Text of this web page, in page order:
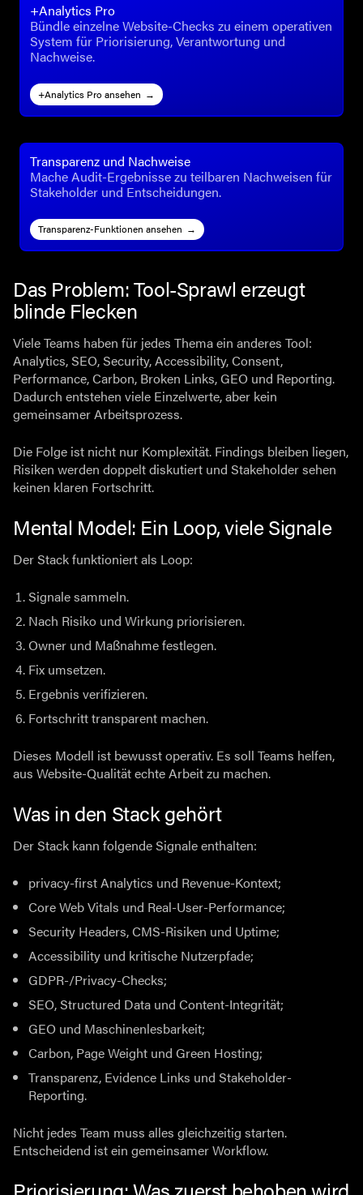
+Analytics Pro
Bündle einzelne Website-Checks zu einem operativen
System für Priorisierung, Verantwortung und
Nachweise.
+Analytics Pro ansehen
Transparenz und Nachweise
Mache Audit-Ergebnisse zu teilbaren Nachweisen für
Stakeholder und Entscheidungen.
Transparenz-Funktionen ansehen
Das Problem: Tool-Sprawl erzeugt
blinde Flecken
Viele Teams haben für jedes Thema ein anderes Tool:
Analytics, SEO, Security, Accessibility, Consent,
Performance, Carbon, Broken Links, GEO und Reporting.
Dadurch entstehen viele Einzelwerte, aber kein
gemeinsamer Arbeitsprozess.
Die Folge ist nicht nur Komplexität. Findings bleiben liegen,
Risiken werden doppelt diskutiert und Stakeholder sehen
keinen klaren Fortschritt.
Mental Model: Ein Loop, viele Signale
Der Stack funktioniert als Loop:
Signale sammeln.
Nach Risiko und Wirkung priorisieren.
Owner und Maßnahme festlegen.
Fix umsetzen.
Ergebnis verifizieren.
Fortschritt transparent machen.
Dieses Modell ist bewusst operativ. Es soll Teams helfen,
aus Website-Qualität echte Arbeit zu machen.
Was in den Stack gehört
Der Stack kann folgende Signale enthalten:
privacy-first Analytics und Revenue-Kontext;
Core Web Vitals und Real-User-Performance;
Security Headers, CMS-Risiken und Uptime;
Accessibility und kritische Nutzerpfade;
GDPR-/Privacy-Checks;
SEO, Structured Data und Content-Integrität;
GEO und Maschinenlesbarkeit;
Carbon, Page Weight und Green Hosting;
Transparenz, Evidence Links und Stakeholder-
Reporting.
Nicht jedes Team muss alles gleichzeitig starten.
Entscheidend ist ein gemeinsamer Workflow.